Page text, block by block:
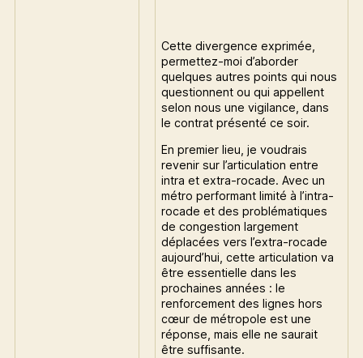
Cette divergence exprimée,
permettez-moi d’aborder
quelques autres points qui nous
questionnent ou qui appellent
selon nous une vigilance, dans
le contrat présenté ce soir.
En premier lieu, je voudrais
revenir sur l’articulation entre
intra et extra-rocade. Avec un
métro performant limité à l’intra-
rocade et des problématiques
de congestion largement
déplacées vers l’extra-rocade
aujourd’hui, cette articulation va
être essentielle dans les
prochaines années : le
renforcement des lignes hors
cœur de métropole est une
réponse, mais elle ne saurait
être suffisante.